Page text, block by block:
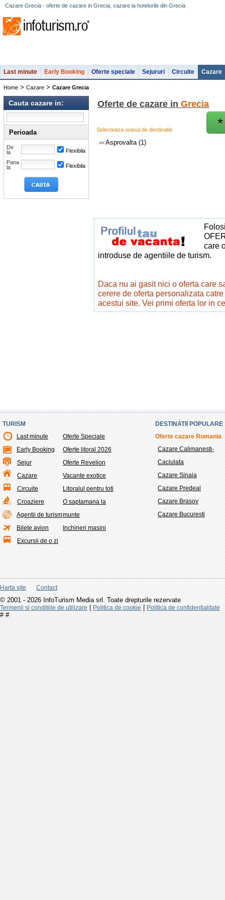
Cazare Grecia - oferte de cazare in Grecia, cazare la hotelurile din Grecia
Last minute Early Booking Oferte speciale Sejururi Circuite Cazare
Home > Cazare > Cazare Grecia
Cauta cazare in:
Perioada
De
la
Flexibila
Pana
la
Flexibila
Oferte de cazare in Grecia
Selecteaza orasul de destinatie
>> Asprovalta (1)
care
introduse de agentiile de turism.
Daca nu ai gasit nici o oferta care
cerere de oferta personalizata
acestui site. Vei primi oferta lor in
TURISM
Last minute
Early Booking
Sejur
Cazare
Circuite
Croaziere
Agentii de turism
Bilete avion
Excursii de o zi
Oferte Speciale
Oferte litoral 2026
Oferte Revelion
Vacante exotice
Litoralul pentru toti
O saptamana la
munte
Inchirieri masini
DESTINATII POPULARE
Oferte cazare Romania
Cazare Calimanesti-
Caciulata
Cazare Sinaia
Cazare Predeal
Cazare Brasov
Cazare Bucuresti
Harta site Contact
© 2001 - 2026 InfoTurism Media srl. Toate drepturile rezervate
Termenii si conditiile de utilizare Politica de cookie Politica de confidentialitate
# #